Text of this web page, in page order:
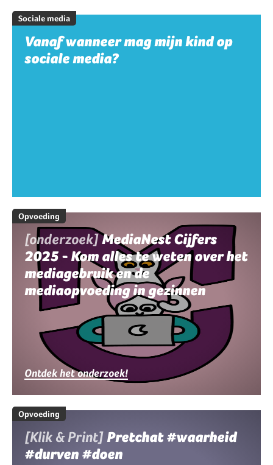
Sociale media
Vanaf wanneer mag mijn kind op
sociale media?
Opvoeding
[onderzoek]MediaNest Cijfers
2025 - Kom alles te weten over het
mediagebruik en de
mediaopvoeding in gezinnen
Ontdek het onderzoek!
Opvoeding
[Klik & Print] Pretchat #waarheid
#durven #doen